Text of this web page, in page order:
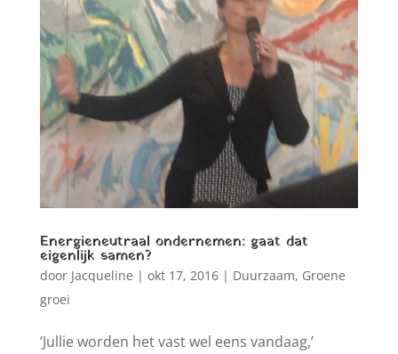
Energieneutraal ondernemen: gaat dat
eigenlijk samen?
door Jacqueline | okt 17, 2016| Duurzaam, Groene
groei
‘Jullie worden het vast wel eens vandaag,’